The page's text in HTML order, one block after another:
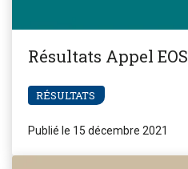
Résultats Appel EOS
RÉSULTATS
Publié le 15 décembre 2021